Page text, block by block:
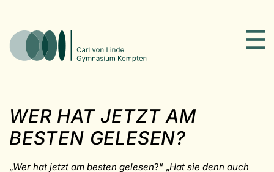
WER HAT JETZT AM
BESTEN GELESEN?
„Wer hat jetzt am besten gelesen?“ „Hat sie denn auch